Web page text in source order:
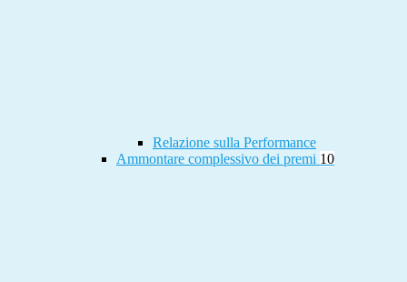
Relazione sulla Performance
Ammontare complessivo dei premi 10